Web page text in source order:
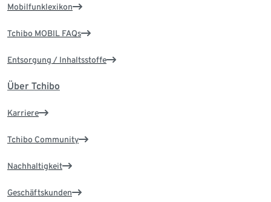
Mobilfunklexikon
Tchibo MOBIL FAQs
Entsorgung / Inhaltsstoffe
Über Tchibo
Karriere
Tchibo Community
Nachhaltigkeit
Geschäftskunden